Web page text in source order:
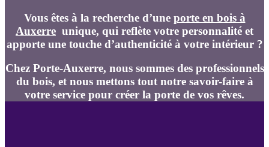
Vous êtes à la recherche d’une porte en bois à
Auxerre unique, qui reflète votre personnalité et
apporte une touche d’authenticité à votre intérieur ?
Chez Porte-Auxerre, nous sommes des professionnels
du bois, et nous mettons tout notre savoir-faire à
votre service pour créer la porte de vos rêves.